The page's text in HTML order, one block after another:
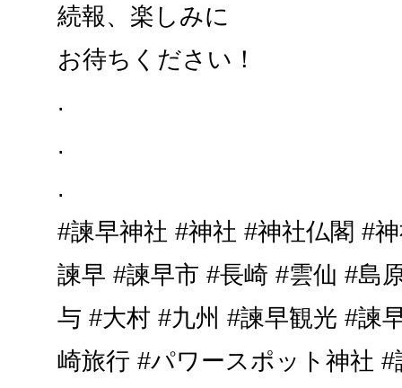
続報、楽しみに
お待ちください！
.
.
.
#諫早神社 #神社 #神社仏閣 #
諫早 #諫早市 #長崎 #雲仙 #島
与 #大村 #九州 #諫早観光 #諫
崎旅行 #パワースポット神社